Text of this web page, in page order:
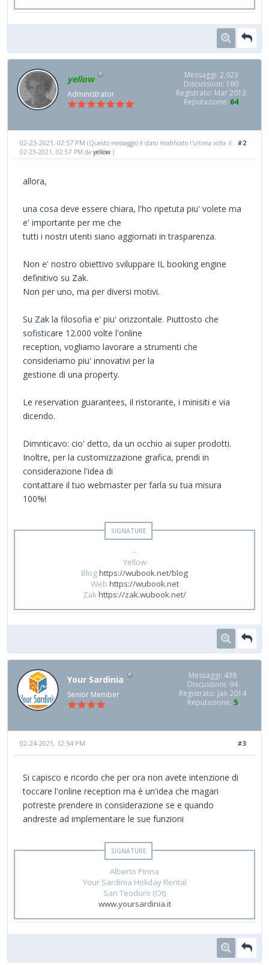
yellow
Administrator
Messaggi: 2,923
Discussioni: 160
Registrato: Mar 2013
Reputazione: 64
#2
02-23-2021, 02:57 PM (Questo messaggio è stato modificato l'ultima volta il:
02-23-2021, 02:57 PM da yellow.)
allora,
una cosa deve essere chiara, l'ho ripetuta piu' volete ma
e' importante per me che
tutti i nostri utenti siano aggiornati in trasparenza.
Non e' nostro obiettivo sviluppare IL booking engine
definitivo su Zak.
Non per uno, ma per diversi motivi.
Su Zak la filosofia e' piu' orizzontale. Piuttosto che
sofisticare 12.000 volte l'online
reception, vogliamo lavorare a strumenti che
consideriamo piu' innovativi per la
gestione di una property.
Le reservation guarantees, il ristorante, i minisiti e via
dicendo.
Dimnticavo: cio' detto, da un occhio ai super prodotti.
Inoltre, per la customizzazione grafica, prendi in
considerazione l'idea di
contattare il tuo webmaster per farla su tua misura
100%!
--
Yellow
Bloghttps://wubook.net/blog
Web https://wubook.net
Zakhttps://zak.wubook.net/
Your Sardinia
Senior Member
Messaggi: 438
Discussioni: 94
Registrato: Jan 2014
Reputazione: 5
#3
02-24-2021, 12:54 PM
Si capisco e ricordo che per ora non avete intenzione di
toccare l'online reception ma è un'idea che magari
potreste prendere in considerazione se e quando
andreste ad implementare le sue funzioni
Alberto Pinna
Your Sardinia Holiday Rental
San Teodoro (Ot)
www.yoursardinia.it